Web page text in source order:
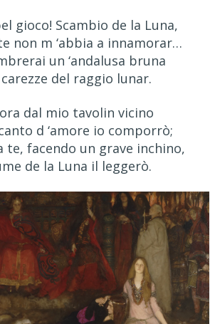
gioco! Scambio de la Luna,
non m ‘abbia a innamorar…
un ‘andalusa bruna
del raggio lunar.
dal mio tavolin vicino
d ‘amore io comporrò;
te, facendo un grave inchino,
de la Luna il leggerò.